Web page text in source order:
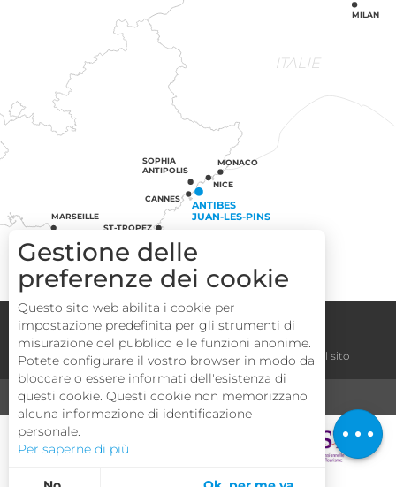
Descrizione
Apertura
ITALIE
ST-TROPEZ
MARSEILLE
CANNES
ANTIBES
JUAN-LES-PINS
SOPHIA
ANTIPOLIS
NICE
MONACO
MILAN
Congressi Area operatori
Note legali Termini e condizioni La mappa del sito
MEDIA TURISMO E HANDICAP
Gestione delle
preferenze dei cookie
Questo sito web abilita i cookie per
impostazione predefinita per gli strumenti di
misurazione del pubblico e le funzioni anonime.
Potete configurare il vostro browser in modo da
bloccare o essere informati dell'esistenza di
questi cookie. Questi cookie non memorizzano
alcuna informazione di identificazione
personale.
Per saperne di più